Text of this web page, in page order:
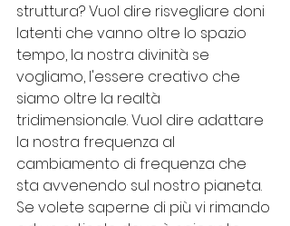
struttura? Vuol dire risvegliare doni
latenti che vanno oltre lo spazio
tempo, la nostra divinità se
vogliamo, l'essere creativo che
siamo oltre la realtà
tridimensionale. Vuol dire adattare
la nostra frequenza al
cambiamento di frequenza che
sta avvenendo sul nostro pianeta.
Se volete saperne di più vi rimando